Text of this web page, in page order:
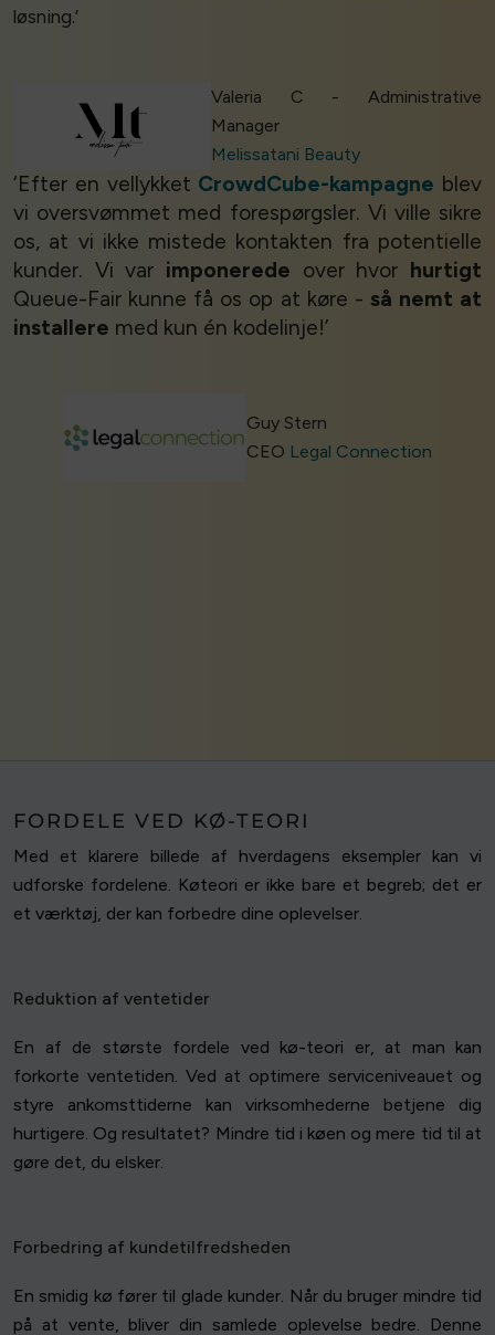
løsning.’
Valeria C - Administrative
Manager
Melissatani Beauty
‘Efter en vellykket CrowdCube-kampagne blev
vi oversvømmet med forespørgsler. Vi ville sikre
os, at vi ikke mistede kontakten fra potentielle
kunder. Vi var imponerede over hvor hurtigt
Queue-Fair kunne få os op at køre - så nemt at
installere med kun én kodelinje!’
Guy Stern
CEO Legal Connection
FORDELE VED KØ-TEORI
Med et klarere billede af hverdagens eksempler kan vi
udforske fordelene. Køteori er ikke bare et begreb; det er
et værktøj, der kan forbedre dine oplevelser.
Reduktion af ventetider
En af de største fordele ved kø-teori er, at man kan
forkorte ventetiden. Ved at optimere serviceniveauet og
styre ankomsttiderne kan virksomhederne betjene dig
hurtigere. Og resultatet? Mindre tid i køen og mere tid til at
gøre det, du elsker.
Forbedring af kundetilfredsheden
En smidig kø fører til glade kunder. Når du bruger mindre tid
på at vente, bliver din samlede oplevelse bedre. Denne